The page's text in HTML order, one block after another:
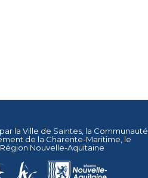
la Ville de Saintes , la Communauté
de la Charente-Maritime , le
Région Nouvelle-Aquitaine